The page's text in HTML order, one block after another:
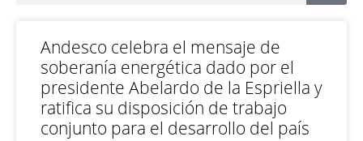
Andesco celebra el mensaje de
soberanía energética dado por el
presidente Abelardo de la Espriella y
ratifica su disposición de trabajo
conjunto para el desarrollo del país